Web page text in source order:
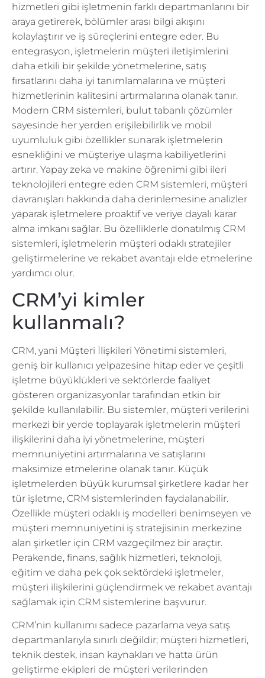
hizmetleri gibi işletmenin farklı departmanlarını bir
araya getirerek, bölümler arası bilgi akışını
kolaylaştırır ve iş süreçlerini entegre eder. Bu
entegrasyon, işletmelerin müşteri iletişimlerini
daha etkili bir şekilde yönetmelerine, satış
fırsatlarını daha iyi tanımlamalarına ve müşteri
hizmetlerinin kalitesini artırmalarına olanak tanır.
Modern CRM sistemleri, bulut tabanlı çözümler
sayesinde her yerden erişilebilirlik ve mobil
uyumluluk gibi özellikler sunarak işletmelerin
esnekliğini ve müşteriye ulaşma kabiliyetlerini
artırır. Yapay zeka ve makine öğrenimi gibi ileri
teknolojileri entegre eden CRM sistemleri, müşteri
davranışları hakkında daha derinlemesine analizler
yaparak işletmelere proaktif ve veriye dayalı karar
alma imkanı sağlar. Bu özelliklerle donatılmış CRM
sistemleri, işletmelerin müşteri odaklı stratejiler
geliştirmelerine ve rekabet avantajı elde etmelerine
yardımcı olur.
CRM’yi kimler
kullanmalı?
CRM, yani Müşteri İlişkileri Yönetimi sistemleri,
geniş bir kullanıcı yelpazesine hitap eder ve çeşitli
işletme büyüklükleri ve sektörlerde faaliyet
gösteren organizasyonlar tarafından etkin bir
şekilde kullanılabilir. Bu sistemler, müşteri verilerini
merkezi bir yerde toplayarak işletmelerin müşteri
ilişkilerini daha iyi yönetmelerine, müşteri
memnuniyetini artırmalarına ve satışlarını
maksimize etmelerine olanak tanır. Küçük
işletmelerden büyük kurumsal şirketlere kadar her
tür işletme, CRM sistemlerinden faydalanabilir.
Özellikle müşteri odaklı iş modelleri benimseyen ve
müşteri memnuniyetini iş stratejisinin merkezine
alan şirketler için CRM vazgeçilmez bir araçtır.
Perakende, finans, sağlık hizmetleri, teknoloji,
eğitim ve daha pek çok sektördeki işletmeler,
müşteri ilişkilerini güçlendirmek ve rekabet avantajı
sağlamak için CRM sistemlerine başvurur.
CRM’nin kullanımı sadece pazarlama veya satış
departmanlarıyla sınırlı değildir; müşteri hizmetleri,
teknik destek, insan kaynakları ve hatta ürün
geliştirme ekipleri de müşteri verilerinden